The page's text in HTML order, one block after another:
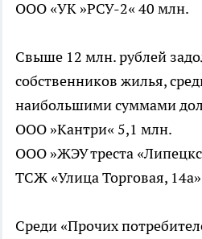
ООО «УК »РСУ-2« 40 млн.
Свыше 12 млн. рублей
собственников жилья,
наибольшими суммами
ООО »Кантри« 5,1 млн.
ООО »ЖЭУ треста
ТСЖ «Улица Торговая,
Среди «Прочих